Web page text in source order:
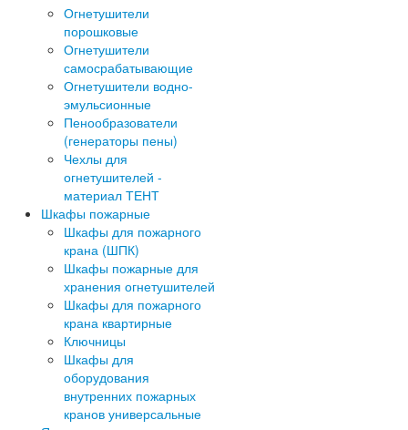
Огнетушители
порошковые
Огнетушители
самосрабатывающие
Огнетушители водно-
эмульсионные
Пенообразователи
(генераторы пены)
Чехлы для
огнетушителей -
материал ТЕНТ
Шкафы пожарные
Шкафы для пожарного
крана (ШПК)
Шкафы пожарные для
хранения огнетушителей
Шкафы для пожарного
крана квартирные
Ключницы
Шкафы для
оборудования
внутренних пожарных
кранов универсальные